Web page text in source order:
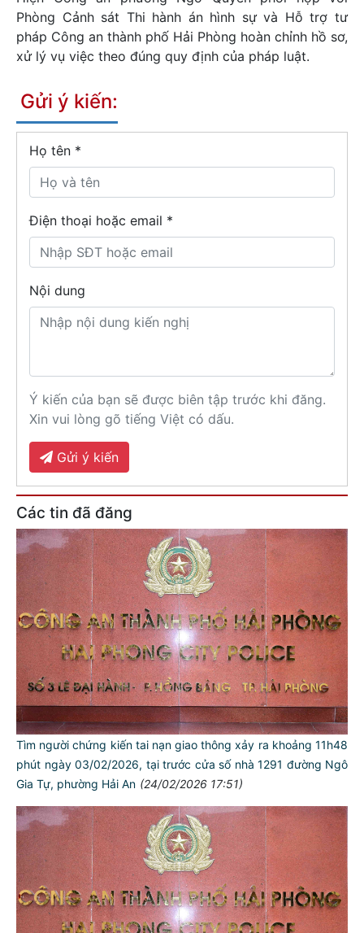
Phòng Cảnh sát Thi hành án hình sự và Hỗ trợ tư
pháp Công an thành phố Hải Phòng hoàn chỉnh hồ sơ,
xử lý vụ việc theo đúng quy định của pháp luật.
Gửi ý kiến:
Họ tên *
Điện thoại hoặc email *
Nội dung
Ý kiến của bạn sẽ được biên tập trước khi đăng.
Xin vui lòng gõ tiếng Việt có dấu.
Gửi ý kiến
Các tin đã đăng
Tìm người chứng kiến tai nạn giao thông xảy ra khoảng 11h48
phút ngày 03/02/2026, tại trước cửa số nhà 1291 đường Ngô
Gia Tự, phường Hải An (24/02/2026 17:51)